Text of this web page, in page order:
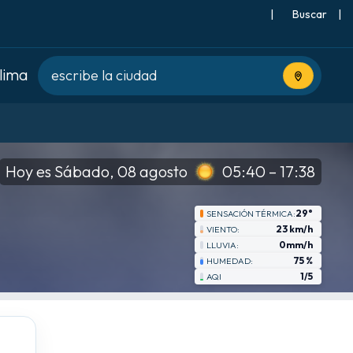
| |
Usa tu
Hoy es Sábado, 08 agosto 05:40 – 17:38
SENSACIÓN TÉRMICA:29°
VIENTO: 23 km/h
LLUVIA: 0mm/h
HUMEDAD: 75 %
AQI 1/5